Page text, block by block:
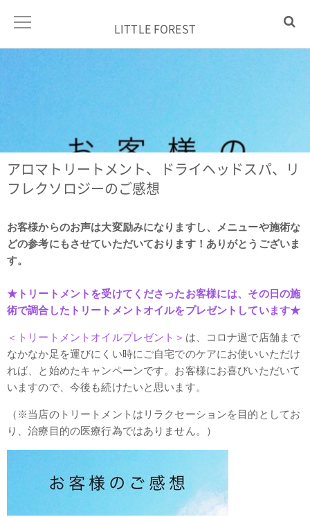
LITTLE FOREST
アロマトリートメント、ドライヘッドスパ、リ
フレクソロジーのご感想
お客様からのお声は大変励みになりますし、メニューや施術な
どの参考にもさせていただいております！ありがとうございま
す。
★トリートメントを受けてくださったお客様には、その日の施
術で調合したトリートメントオイルをプレゼントしています★
＜トリートメントオイルプレゼント＞ は、コロナ過で店舗まで
なかなか足を運びにくい時にご自宅でのケアにお使いいただけ
れば、と始めたキャンペーンです。お客様にお喜びいただいて
いますので、今後も続けたいと思います。
（※当店のトリートメントはリラクセーションを目的としてお
り、治療目的の医療行為ではありません。）